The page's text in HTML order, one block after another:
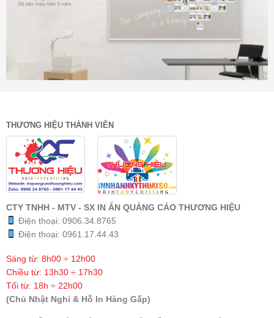
THƯƠNG HIỆU THÀNH VIÊN
CTY TNHH - MTV - SX IN ẤN QUẢNG CÁO THƯƠNG HIỆU
Điện thoại: 0906.34.8765
Điện thoại: 0961.17.44.43
Sáng từ: 8h00 ÷ 12h00
Chiều từ: 13h30 ÷ 17h30
Tối từ: 18h ÷ 22h00
(Chủ Nhật Nghỉ & Hỗ In Hàng Gấp)